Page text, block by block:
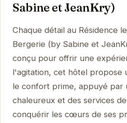
Sabine et JeanKry)
Chaque détail au Résidence
Bergerie (by Sabine et
conçu pour offrir une
l'agitation, cet hôtel propose
le confort prime, appuyé par
chaleureux et des services
conquérir les cœurs de ses